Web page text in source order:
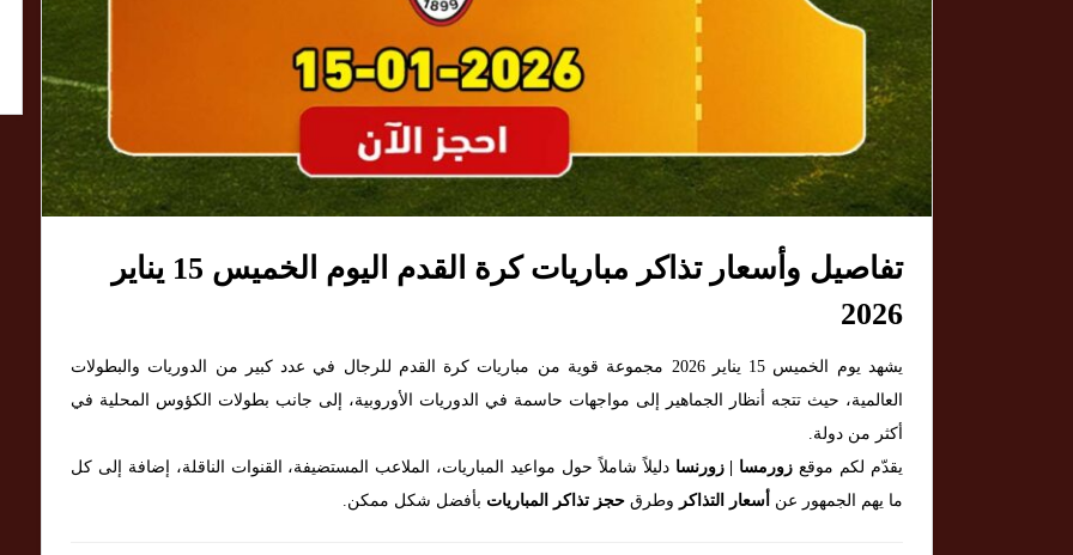
تفاصيل وأسعار تذاكر مباريات كرة القدم اليوم الخميس 15 يناير
2026
يشهد يوم الخميس 15 يناير 2026 مجموعة قوية من مباريات كرة القدم للرجال في عدد كبير من الدوريات والبطولات
العالمية، حيث تتجه أنظار الجماهير إلى مواجهات حاسمة في الدوريات الأوروبية، إلى جانب بطولات الكؤوس المحلية في
أكثر من دولة.
يقدّم لكم موقع زورمسا | زورنسا دليلاً شاملاً حول مواعيد المباريات، الملاعب المستضيفة، القنوات الناقلة، إضافة إلى كل
ما يهم الجمهور عن أسعار التذاكر وطرق حجز تذاكر المباريات بأفضل شكل ممكن.